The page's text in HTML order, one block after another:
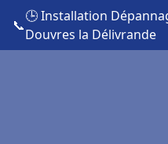
📞
🕒 Installation
Douvres la Délivrande